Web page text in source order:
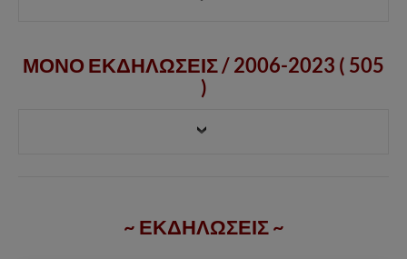
ΜΟΝΟ ΕΚΔΗΛΩΣΕΙΣ / 2006-2023 ( 505
)
~ ΕΚΔΗΛΩΣΕΙΣ ~